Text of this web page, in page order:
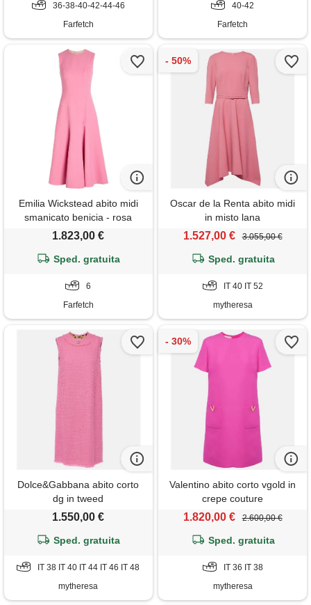
36-38-40-42-44-46
Farfetch
40-42
Farfetch
Emilia Wickstead abito midi
smanicato benicia - rosa
1.823,00 €
Sped. gratuita
6
Farfetch
Oscar de la Renta abito midi
in misto lana
1.527,00 € 3.055,00 €
Sped. gratuita
IT 40 IT 52
mytheresa
Dolce&Gabbana abito corto
dg in tweed
1.550,00 €
Sped. gratuita
IT 38 IT 40 IT 44 IT 46 IT 48
mytheresa
Valentino abito corto vgold in
crepe couture
1.820,00 € 2.600,00 €
Sped. gratuita
IT 36 IT 38
mytheresa